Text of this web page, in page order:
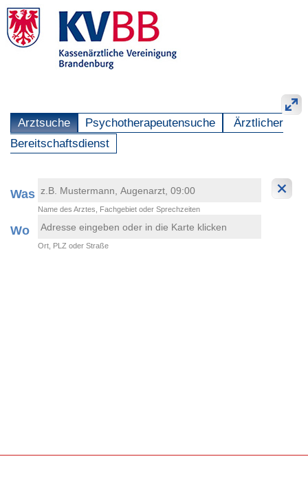
Arztsuche Psychotherapeutensuche
Ärztlicher
Bereitschaftsdienst
Was
Name des Arztes, Fachgebiet oder Sprechzeiten
Wo
Ort, PLZ oder Straße